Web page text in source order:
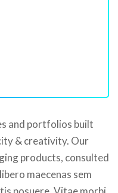
and portfolios built
& creativity. Our
products, consulted
maecenas sem